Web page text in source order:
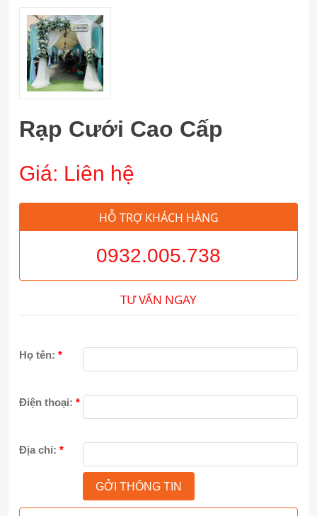
Rạp Cưới Cao Cấp
Giá: Liên hệ
HỖ TRỢ KHÁCH HÀNG
0932.005.738
TƯ VẤN NGAY
Họ tên: *
Điện thoại: *
Địa chỉ: *